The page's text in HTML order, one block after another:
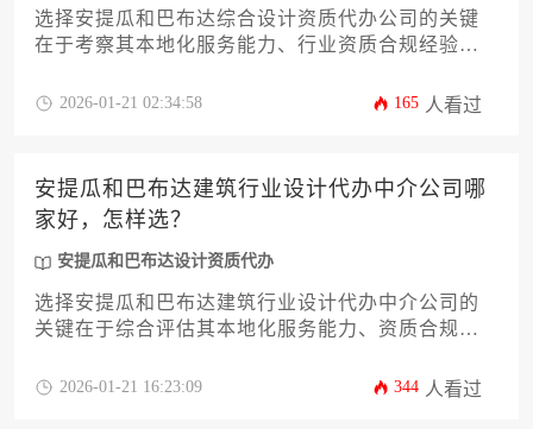
选择安提瓜和巴布达综合设计资质代办公司的关键
在于考察其本地化服务能力、行业资质合规经验及
和客户评价等维度进行综合决策。
2026-01-21 02:34:58 165 人看过
安提瓜和巴布达建筑行业设计代办中介公司哪
家好，怎样选？
安提瓜和巴布达设计资质代办
选择安提瓜和巴布达建筑行业设计代办中介公司的
关键在于综合评估其本地化服务能力、资质合规
和实地考察作出决策。
2026-01-21 16:23:09 344 人看过